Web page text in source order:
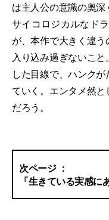
は主人公の意識の奥深
サイコロジカルなド
が、本作で大きく違
入り込み過ぎないこ
した目線で、ハンク
ていく。エンタメ然
だろう。
「生きている実感に